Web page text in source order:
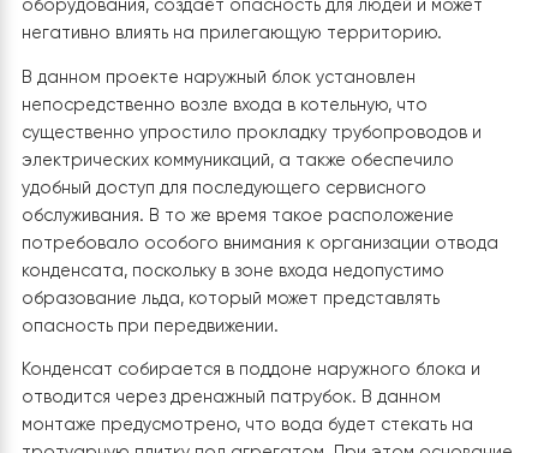
Организация водоотведения
Во время работы теплового насоса в режиме
отопления, особенно в процессе автоматических
разморозки теплообменника, образуется